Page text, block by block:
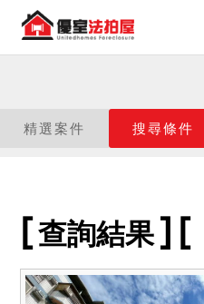
精選案件 搜尋條件
查詢結果